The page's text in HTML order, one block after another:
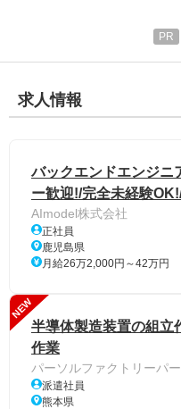
求人情報
バックエンドエンジニ
ー歓迎!/完全未経験
AImodel株式会社
正社員
鹿児島県
月給26万2,000円～42万円
NEW
半導体製造装置の組立
作業
パーソルファクトリーパ
派遣社員
熊本県